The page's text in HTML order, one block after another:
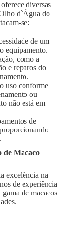
diversas
d`Água do
se:
de um
equipamento.
como a
e reparos do
uso conforme
ou
não está em
de
de Macaco
excelência na
de experiência
de macacos